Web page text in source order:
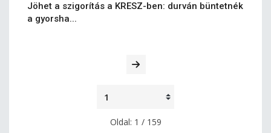
Jöhet a szigorítás a KRESZ-ben: durván büntetnék
a gyorsha...
Oldal: 1 / 159